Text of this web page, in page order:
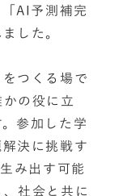
AI予測補完
した。
つくる場で
の役に立
参加した学
決に挑戦す
み出す可能
社会と共に